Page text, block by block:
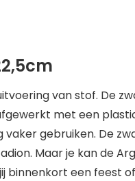
van stof. De
met een
gebruiken. De
Maar je kan de
binnenkort een feest